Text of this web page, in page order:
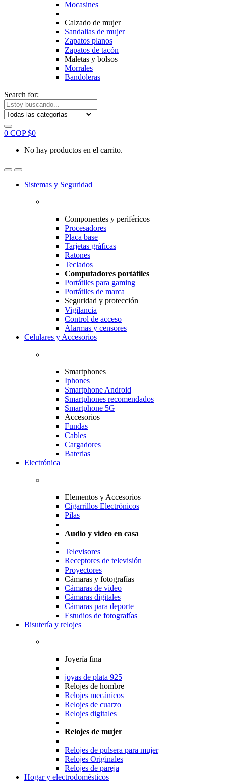
Mocasines
Calzado de mujer
Sandalias de mujer
Zapatos planos
Zapatos de tacón
Maletas y bolsos
Morrales
Bandoleras
Search for:
0 COP $0
No hay productos en el carrito.
Sistemas y Seguridad
Componentes y periféricos
Procesadores
Placa base
Tarjetas gráficas
Ratones
Teclados
Computadores portátiles
Portátiles para gaming
Portátiles de marca
Seguridad y protección
Vigilancia
Control de acceso
Alarmas y censores
Celulares y Accesorios
Smartphones
Iphones
Smartphone Android
Smartphones recomendados
Smartphone 5G
Accesorios
Fundas
Cables
Cargadores
Baterias
Electrónica
Elementos y Accesorios
Cigarrillos Electrónicos
Pilas
Audio y video en casa
Televisores
Receptores de televisión
Proyectores
Cámaras y fotografías
Cámaras de video
Cámaras digitales
Cámaras para deporte
Estudios de fotografías
Bisutería y relojes
Joyería fina
joyas de plata 925
Relojes de hombre
Relojes mecánicos
Relojes de cuarzo
Relojes digitales
Relojes de mujer
Relojes de pulsera para mujer
Relojes Originales
Relojes de pareja
Hogar y electrodomésticos